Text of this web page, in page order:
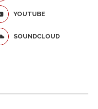
YOUTUBE
SOUNDCLOUD